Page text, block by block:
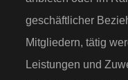
geschäftlicher
Mitgliedern, tätig
Leistungen und